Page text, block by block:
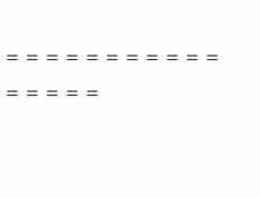
＝＝＝＝＝＝＝＝＝＝
＝＝＝＝